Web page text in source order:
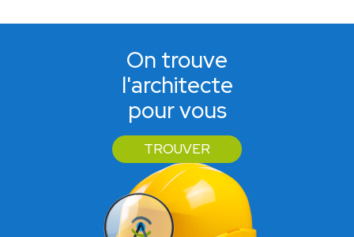
On trouve
l'architecte
pour vous
TROUVER